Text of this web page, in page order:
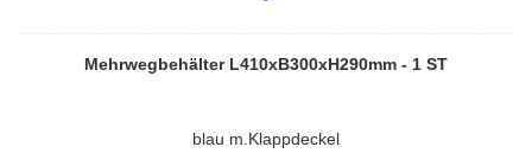
Mehrwegbehälter L410xB300xH290mm - 1 ST
blau m.Klappdeckel